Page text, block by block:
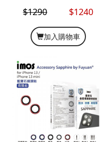
$1290 $1240
加入購物車